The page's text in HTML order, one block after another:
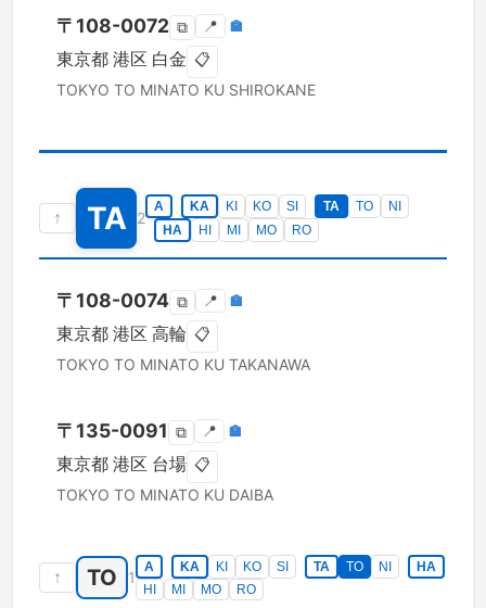
〒 108-0072 ⧉ 📍 🏣
東京都 港区 白金 📋
TOKYO TO MINATO KU SHIROKANE
↑ TA 2
A KA KI KO SI TA TO
NI
HA
HI MI MO RO
〒 108-0074 ⧉ 📍 🏣
東京都 港区 高輪 📋
TOKYO TO MINATO KU TAKANAWA
〒 135-0091 ⧉ 📍 🏣
東京都 港区 台場 📋
TOKYO TO MINATO KU DAIBA
↑ TO 1
A KA KI KO SI TA TO NI
HA
HI
MI MO RO